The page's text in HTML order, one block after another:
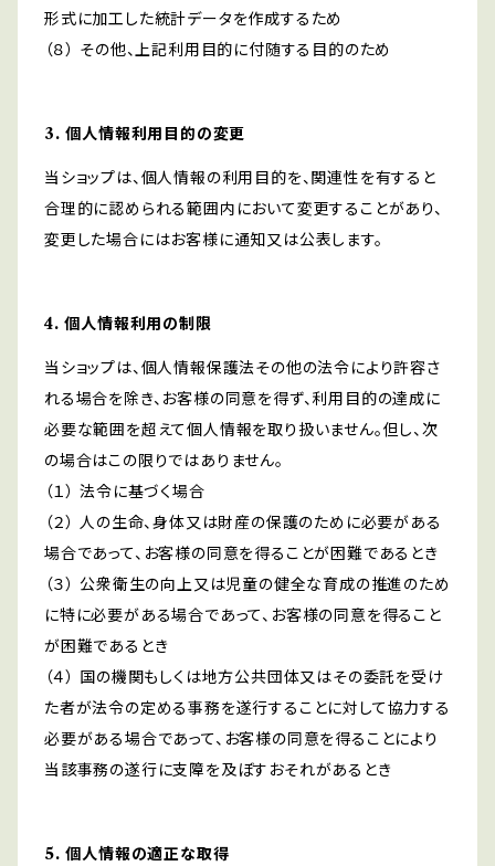
形式に加工した統計データを作成するため
（８） その他、上記利用目的に付随する目的のため
3. 個人情報利用目的の変更
当ショップは、個人情報の利用目的を、関連性を有すると
合理的に認められる範囲内において変更することがあり、
変更した場合にはお客様に通知又は公表します。
4. 個人情報利用の制限
当ショップは、個人情報保護法その他の法令により許容さ
れる場合を除き、お客様の同意を得ず、利用目的の達成に
必要な範囲を超えて個人情報を取り扱いません。但し、次
の場合はこの限りではありません。
（１） 法令に基づく場合
（２） 人の生命、身体又は財産の保護のために必要がある
場合であって、お客様の同意を得ることが困難であるとき
（３） 公衆衛生の向上又は児童の健全な育成の推進のため
に特に必要がある場合であって、お客様の同意を得ること
が困難であるとき
（４） 国の機関もしくは地方公共団体又はその委託を受け
た者が法令の定める事務を遂行することに対して協力する
必要がある場合であって、お客様の同意を得ることにより
当該事務の遂行に支障を及ぼすおそれがあるとき
5. 個人情報の適正な取得